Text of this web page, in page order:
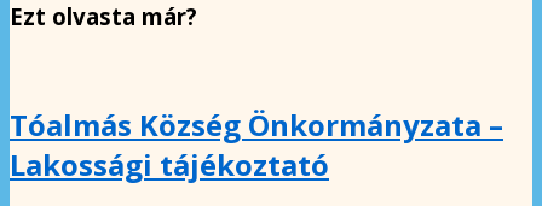
Ezt olvasta már?
Tóalmás Község Önkormányzata –
Lakossági tájékoztató